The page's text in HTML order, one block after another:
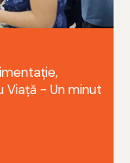
- Un minut